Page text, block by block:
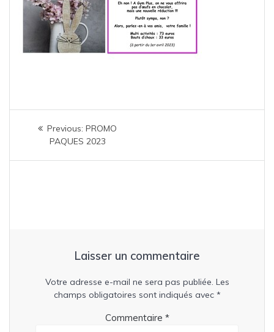
Navigation
Previous: Previous
post:
PROMO
PAQUES 2023
Laisser un commentaire
Votre adresse e-mail ne sera pas publiée. Les
champs obligatoires sont indiqués avec *
Commentaire *